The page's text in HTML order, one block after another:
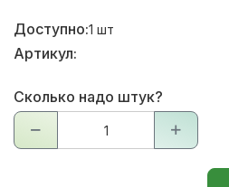
Доступно:1 шт
Артикул:
Сколько надо штук?